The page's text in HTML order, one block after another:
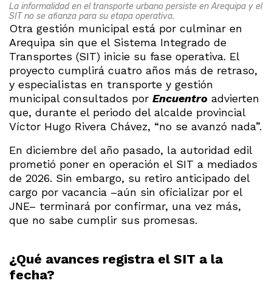
La informalidad en el transporte urbano persiste en Arequipa y el
SIT no se afianza para su etapa operativa.
Otra gestión municipal está por culminar en
Arequipa sin que el Sistema Integrado de
Transportes (SIT) inicie su fase operativa. El
proyecto cumplirá cuatro años más de retraso,
y especialistas en transporte y gestión
municipal consultados por Encuentro advierten
que, durante el periodo del alcalde provincial
Víctor Hugo Rivera Chávez, “no se avanzó nada”.
En diciembre del año pasado, la autoridad edil
prometió poner en operación el SIT a mediados
de 2026. Sin embargo, su retiro anticipado del
cargo por vacancia –aún sin oficializar por el
JNE– terminará por confirmar, una vez más,
que no sabe cumplir sus promesas.
¿Qué avances registra el SIT a la
fecha?